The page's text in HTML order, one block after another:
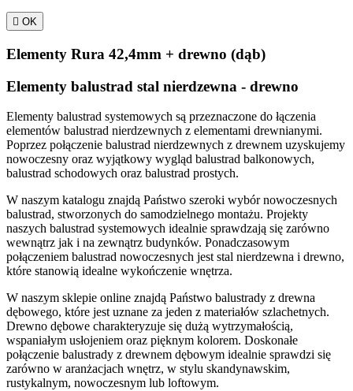
 OK
Elementy Rura 42,4mm + drewno (dąb)
Elementy balustrad stal nierdzewna - drewno
Elementy balustrad systemowych są przeznaczone do łączenia
elementów balustrad nierdzewnych z elementami drewnianymi.
Poprzez połączenie balustrad nierdzewnych z drewnem uzyskujemy
nowoczesny oraz wyjątkowy wygląd balustrad balkonowych,
balustrad schodowych oraz balustrad prostych.
W naszym katalogu znajdą Państwo szeroki wybór nowoczesnych
balustrad, stworzonych do samodzielnego montażu. Projekty
naszych balustrad systemowych idealnie sprawdzają się zarówno
wewnątrz jak i na zewnątrz budynków. Ponadczasowym
połączeniem balustrad nowoczesnych jest stal nierdzewna i drewno,
które stanowią idealne wykończenie wnętrza.
W naszym sklepie online znajdą Państwo balustrady z drewna
dębowego, które jest uznane za jeden z materiałów szlachetnych.
Drewno dębowe charakteryzuje się dużą wytrzymałością,
wspaniałym usłojeniem oraz pięknym kolorem. Doskonałe
połączenie balustrady z drewnem dębowym idealnie sprawdzi się
zarówno w aranżacjach wnętrz, w stylu skandynawskim,
rustykalnym, nowoczesnym lub loftowym.